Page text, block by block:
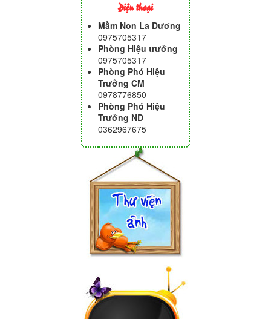
Điện thoại
Mầm Non La Dương
0975705317
Phòng Hiệu trưởng
0975705317
Phòng Phó Hiệu
Trưởng CM
0978776850
Phòng Phó Hiệu
Trưởng ND
0362967675